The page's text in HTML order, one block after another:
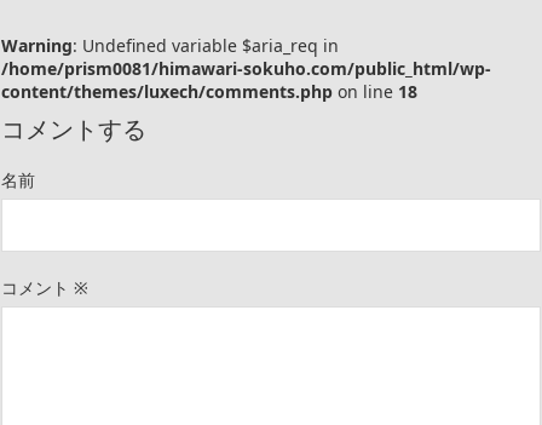
Warning: Undefined variable $aria_req in
/home/prism0081/himawari-sokuho.com/public_html/wp-
content/themes/luxech/comments.php on line 18
コメントする
名前
コメント ※